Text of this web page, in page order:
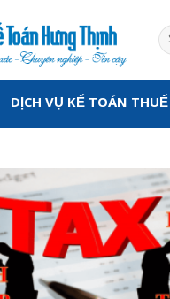
DỊCH VỤ KẾ TOÁN THUẾ